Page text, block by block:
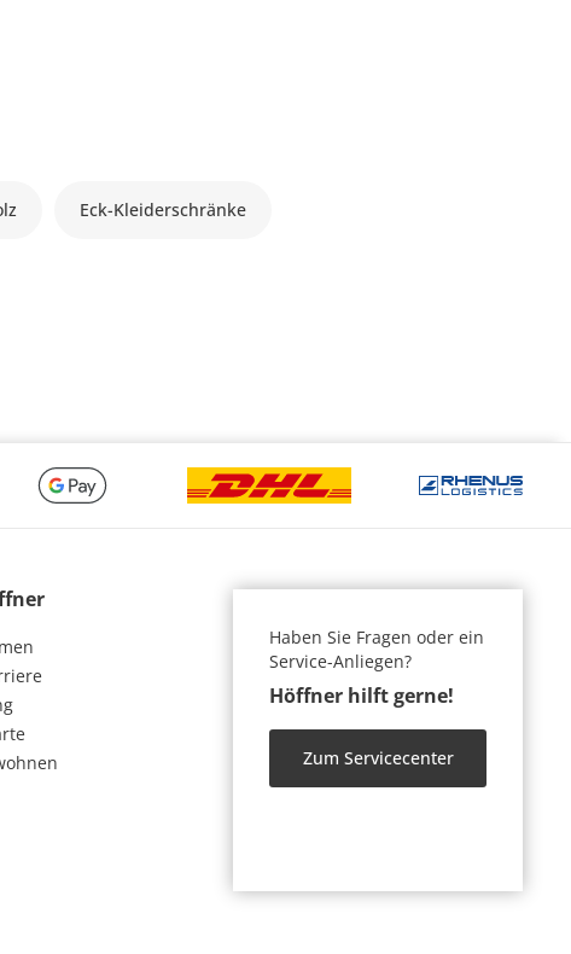
Eck-Kleiderschränke
Haben Sie Fragen oder ein
Service-Anliegen?
Höffner hilft gerne!
Zum Servicecenter